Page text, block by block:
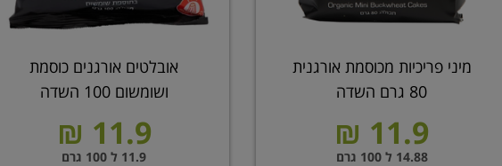
מיני פריכיות מכוסמת אורגנית
80 גרם השדה
11.9 ₪
14.88 ל 100 גרם
אובלטים אורגנים כוסמת
ושומשום 100 השדה
11.9 ₪
11.9 ל 100 גרם